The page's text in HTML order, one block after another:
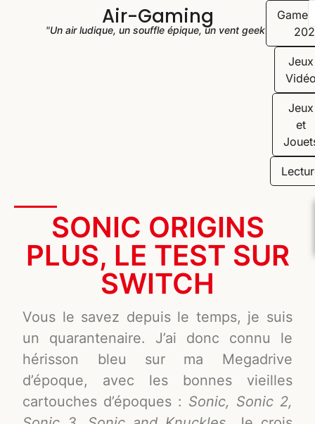
Air-Gaming
"Un air ludique, un souffle épique, un vent geek"
Jeux
Jeux
et
SONIC ORIGINS
PLUS, LE TEST SUR
SWITCH
Vous le savez depuis le temps, je suis
un quarantenaire. J’ai donc connu le
hérisson bleu sur ma Megadrive
d’époque, avec les bonnes vieilles
cartouches d’époques : Sonic, Sonic 2,